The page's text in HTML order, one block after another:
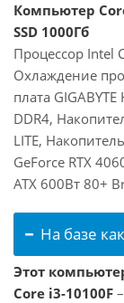
Компьютер
SSD 1000Гб
Процессор Intel
Охлаждение
плата
DDR4,
LITE,
GeForce RTX
ATX 600Вт 80+
На базе
Этот
Core i3-10100F